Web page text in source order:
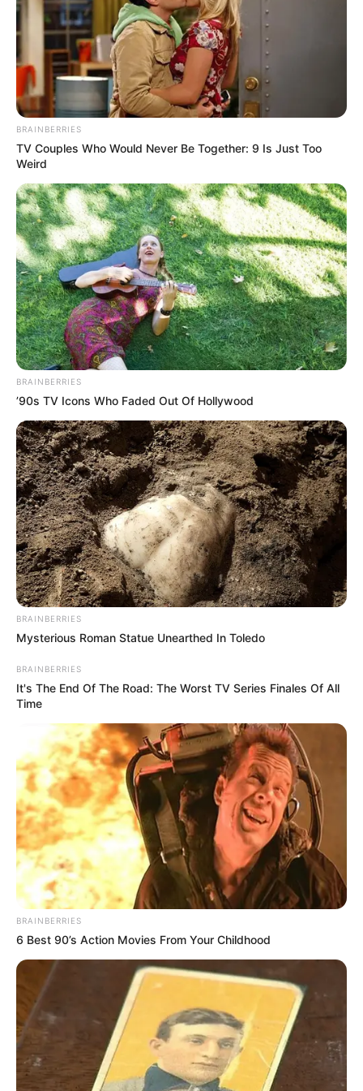
BRAINBERRIES
TV Couples Who Would Never Be Together: 9 Is Just Too
Weird
BRAINBERRIES
’90s TV Icons Who Faded Out Of Hollywood
BRAINBERRIES
Mysterious Roman Statue Unearthed In Toledo
BRAINBERRIES
It's The End Of The Road: The Worst TV Series Finales Of All
Time
BRAINBERRIES
6 Best 90’s Action Movies From Your Childhood